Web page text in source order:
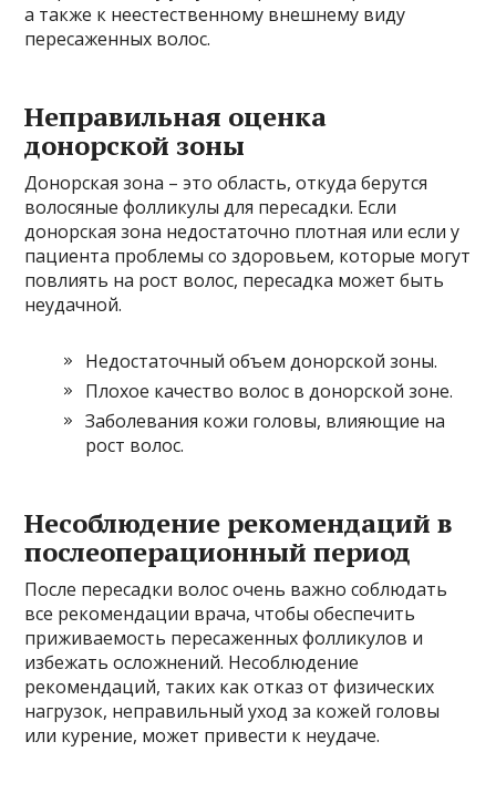
а также к неестественному внешнему виду
пересаженных волос.
Неправильная оценка
донорской зоны
Донорская зона – это область, откуда берутся
волосяные фолликулы для пересадки. Если
донорская зона недостаточно плотная или если у
пациента проблемы со здоровьем, которые могут
повлиять на рост волос, пересадка может быть
неудачной.
Недостаточный объем донорской зоны.
Плохое качество волос в донорской зоне.
Заболевания кожи головы, влияющие на
рост волос.
Несоблюдение рекомендаций в
послеоперационный период
После пересадки волос очень важно соблюдать
все рекомендации врача, чтобы обеспечить
приживаемость пересаженных фолликулов и
избежать осложнений. Несоблюдение
рекомендаций, таких как отказ от физических
нагрузок, неправильный уход за кожей головы
или курение, может привести к неудаче.